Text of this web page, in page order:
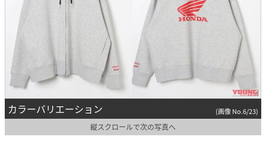
カラーバリエーション (画像 No.6/23)
縦スクロールで次の写真へ